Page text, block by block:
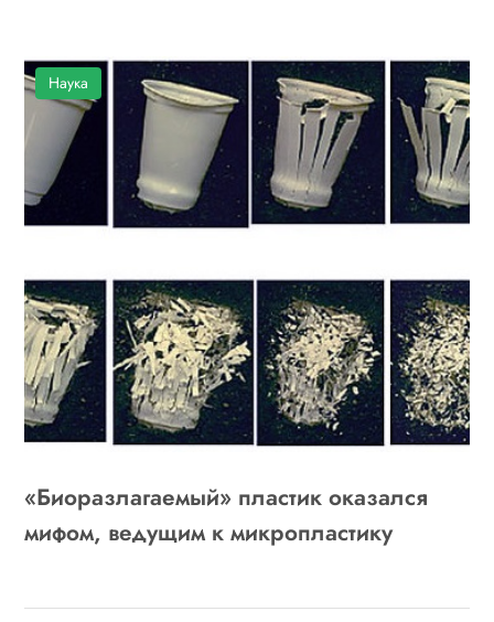
Наука
«Биоразлагаемый» пластик оказался
мифом, ведущим к микропластику